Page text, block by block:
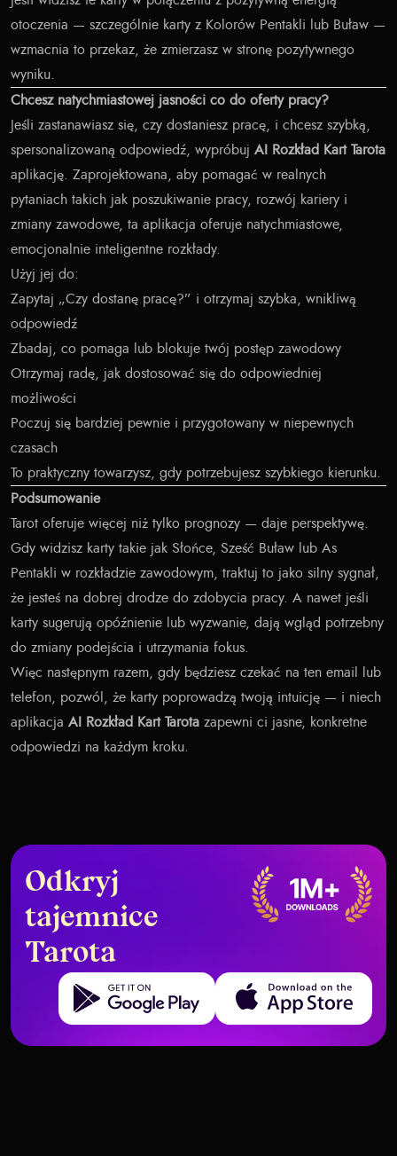
otoczenia — szczególnie karty z Kolorów Pentakli lub Buław —
wzmacnia to przekaz, że zmierzasz w stronę pozytywnego
wyniku.
Chcesz natychmiastowej jasności co do oferty pracy?
Jeśli zastanawiasz się, czy dostaniesz pracę, i chcesz szybką,
spersonalizowaną odpowiedź, wypróbuj AI Rozkład Kart Tarota
aplikację. Zaprojektowana, aby pomagać w realnych
pytaniach takich jak poszukiwanie pracy, rozwój kariery i
zmiany zawodowe, ta aplikacja oferuje natychmiastowe,
emocjonalnie inteligentne rozkłady.
Użyj jej do:
Zapytaj „Czy dostanę pracę?” i otrzymaj szybka, wnikliwą
odpowiedź
Zbadaj, co pomaga lub blokuje twój postęp zawodowy
Otrzymaj radę, jak dostosować się do odpowiedniej
możliwości
Poczuj się bardziej pewnie i przygotowany w niepewnych
czasach
To praktyczny towarzysz, gdy potrzebujesz szybkiego kierunku.
Podsumowanie
Tarot oferuje więcej niż tylko prognozy — daje perspektywę.
Gdy widzisz karty takie jak Słońce, Sześć Buław lub As
Pentakli w rozkładzie zawodowym, traktuj to jako silny sygnał,
że jesteś na dobrej drodze do zdobycia pracy. A nawet jeśli
karty sugerują opóźnienie lub wyzwanie, dają wgląd potrzebny
do zmiany podejścia i utrzymania fokus.
Więc następnym razem, gdy będziesz czekać na ten email lub
telefon, pozwól, że karty poprowadzą twoją intuicję — i niech
aplikacja AI Rozkład Kart Tarota zapewni ci jasne, konkretne
odpowiedzi na każdym kroku.
Odkryj
tajemnice
Tarota
Get it on Google Play Download on the App Store